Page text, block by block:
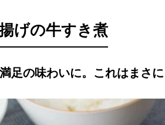
げの牛すき煮
足の味わいに。これはまさに